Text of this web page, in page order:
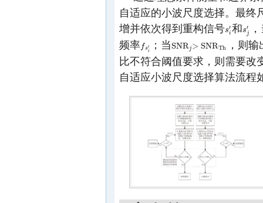
自适应的小波尺度选择。最终
增并依次得到重构信号s′
i
si′和s′
j
sj′
频率fs′
i
fsi′ ；当SNRj > SNRTh
SNRj>SNRTh
，则
比不符合阈值要求，则需要改
自适应小波尺度选择算法流程